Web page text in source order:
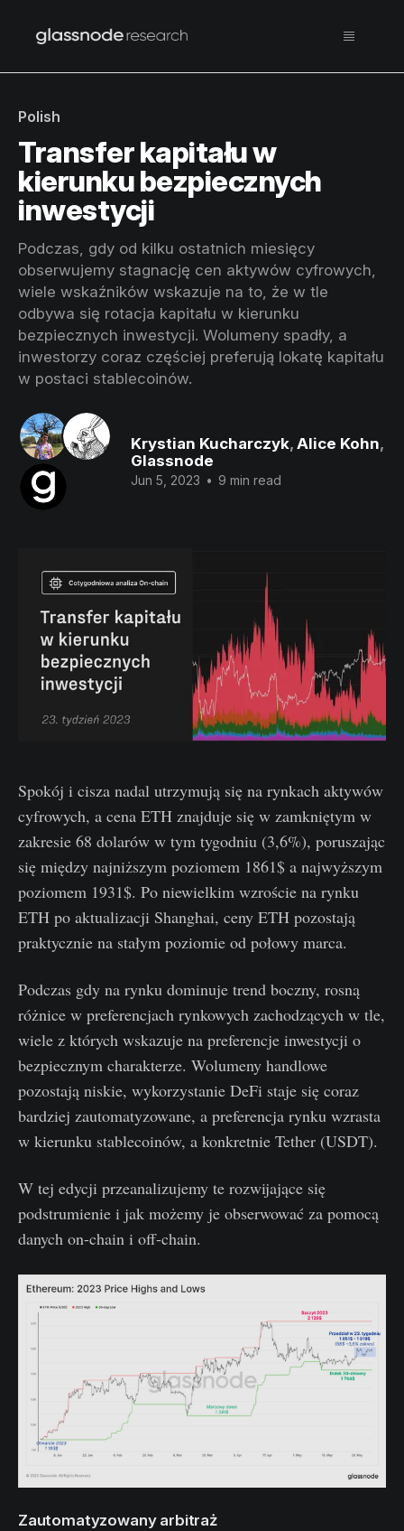
Polish
Transfer kapitału w
kierunku bezpiecznych
inwestycji
Podczas, gdy od kilku ostatnich miesięcy
obserwujemy stagnację cen aktywów cyfrowych,
wiele wskaźników wskazuje na to, że w tle
odbywa się rotacja kapitału w kierunku
bezpiecznych inwestycji. Wolumeny spadły, a
inwestorzy coraz częściej preferują lokatę kapitału
w postaci stablecoinów.
Krystian Kucharczyk, Alice Kohn,
Glassnode
Jun 5, 2023 • 9 min read
Spokój i cisza nadal utrzymują się na rynkach aktywów
cyfrowych, a cena ETH znajduje się w zamkniętym w
zakresie 68 dolarów w tym tygodniu (3,6%), poruszając
się między najniższym poziomem 1861$ a najwyższym
poziomem 1931$. Po niewielkim wzroście na rynku
ETH po aktualizacji Shanghai, ceny ETH pozostają
praktycznie na stałym poziomie od połowy marca.
Podczas gdy na rynku dominuje trend boczny, rosną
różnice w preferencjach rynkowych zachodzących w tle,
wiele z których wskazuje na preferencje inwestycji o
bezpiecznym charakterze. Wolumeny handlowe
pozostają niskie, wykorzystanie DeFi staje się coraz
bardziej zautomatyzowane, a preferencja rynku wzrasta
w kierunku stablecoinów, a konkretnie Tether (USDT).
W tej edycji przeanalizujemy te rozwijające się
podstrumienie i jak możemy je obserwować za pomocą
danych on-chain i off-chain.
Zautomatyzowany arbitraż